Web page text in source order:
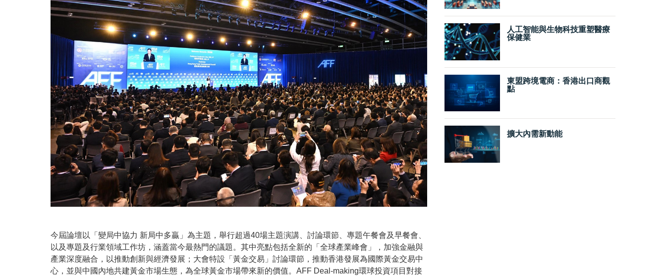
今屆論壇以「變局中協力 新局中多贏」為主題 ， 舉行超過40場主題演講、討論環節、專題午餐會及早餐會、
以及專題及行業領域工作坊，涵蓋當今最熱門的議題。其中亮點包括全新的「全球產業峰會」，加強金融與
產業深度融合，以推動創新與經濟發展；大會特設「黃金交易」討論環節，推動香港發展為國際黃金交易中
心，並與中國內地共建黃金市場生態，為全球黃金市場帶來新的價值。AFF Deal-making環球投資項目對接
人工智能與生物科技重塑醫療
保健業
東盟跨境電商：香港出口商觀
點
擴大內需新動能